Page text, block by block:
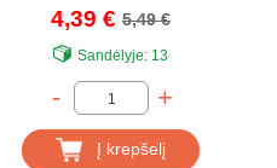
4,39 € 5,49 €
Sandėlyje: 13
- +
Į krepšelį